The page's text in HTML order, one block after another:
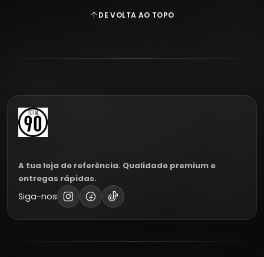
DE VOLTA AO TOPO
A tua loja de referência. Qualidade premium e
entregas rápidas.
Siga-nos